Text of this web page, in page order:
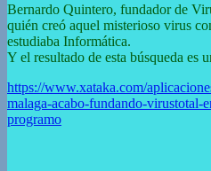
Bernardo Quintero, fundador de
quién creó aquel misterioso virus
estudiaba Informática.
Y el resultado de esta búsqueda es
https://www.xataka.com/
malaga-acabo-fundando-virustotal-
programo